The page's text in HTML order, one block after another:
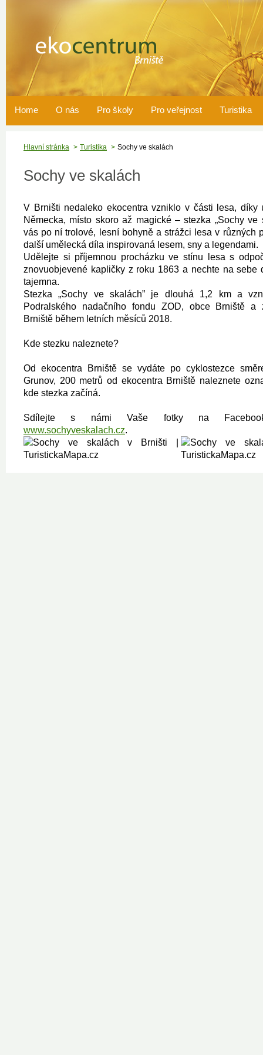
Home O nás Pro školy Pro veřejnost Turistika
Hlavní stránka Turistika Sochy ve skalách
Sochy ve skalách
V Brništi nedaleko ekocentra vzniklo v části lesa, díky
Německa, místo skoro až magické – stezka „Sochy ve
vás po ní trolové, lesní bohyně a strážci lesa v různých
další umělecká díla inspirovaná lesem, sny a legendami.
Udělejte si příjemnou procházku ve stínu lesa s
znovuobjevené kapličky z roku 1863 a nechte na sebe
tajemna.
Stezka „Sochy ve skalách” je dlouhá 1,2 km a
Podralského nadačního fondu ZOD, obce Brniště a
Brniště během letních měsíců 2018.
Kde stezku naleznete?
Od ekocentra Brniště se vydáte po cyklostezce
Grunov, 200 metrů od ekocentra Brniště naleznete
kde stezka začíná.
Sdílejte s námi Vaše fotky na
www.sochyveskalach.cz.